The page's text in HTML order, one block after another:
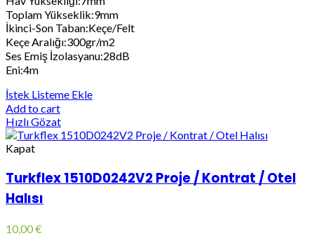
Toplam Yükseklik:9mm
İkinci-Son Taban:Keçe/Felt
Keçe Aralığı:300gr/m2
Ses Emiş İzolasyanu:28dB
Eni:4m
İstek Listeme Ekle
Add to cart
Hızlı Gözat
Kapat
Turkflex 1510D0242V2 Proje / Kontrat / Otel
Halısı
10,00€